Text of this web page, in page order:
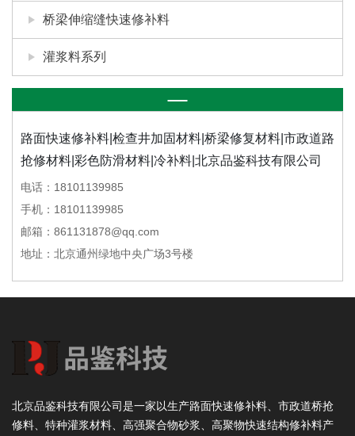
桥梁伸缩缝快速修补料
灌浆料系列
路面快速修补料|检查井加固材料|桥梁修复材料|市政道路
抢修材料|彩色防滑材料|冷补料|北京品鉴科技有限公司
电话：18101139985
手机：18101139985
邮箱：861131878@qq.com
地址：北京通州绿地中央广场3号楼
北京品鉴科技有限公司是一家以生产路面快速修补料、市政道桥抢
修料、特种灌浆材料、高强聚合物砂浆、高聚物快速结构修补料产